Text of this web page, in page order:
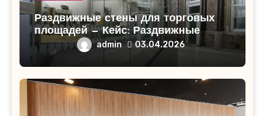
Раздвижные стены для торговых
площадей — Кейс: Раздвижные
стены для торгового центра
«СитиМолл»!
admin 03.04.2026